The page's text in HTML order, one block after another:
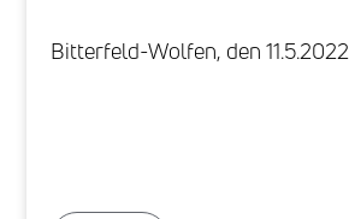
Bitterfeld-Wolfen, den 11.5.2022